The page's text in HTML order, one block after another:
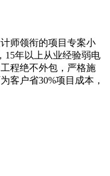
师领衔的项目专案小
15年以上从业经验弱电
程绝不外包，严格施
客户省30%项目成本，